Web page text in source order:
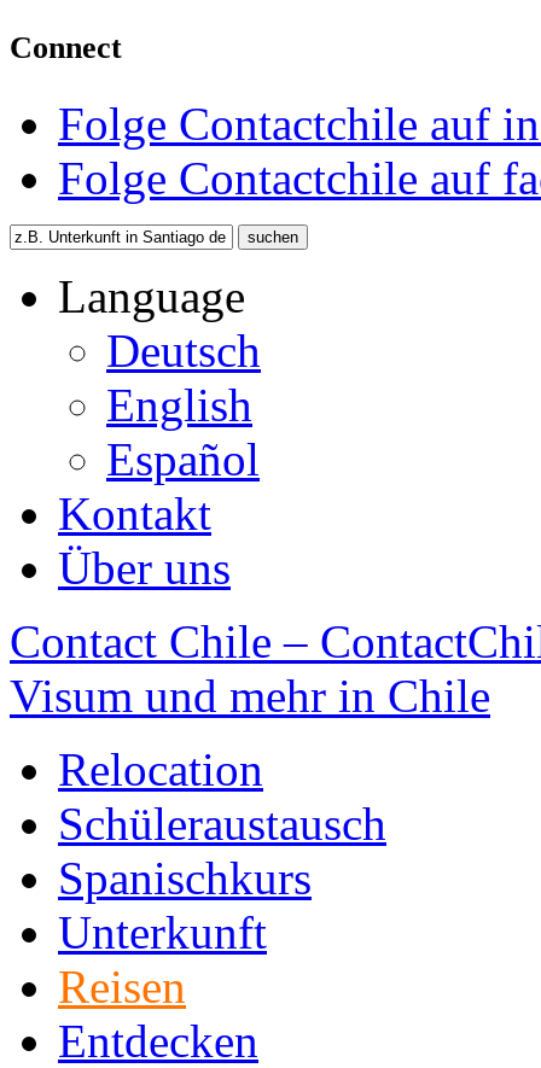
Connect
Folge Contactchile auf
Folge Contactchile auf
Language
Deutsch
English
Español
Kontakt
Über uns
Contact Chile –
Visum und mehr in Chile
Relocation
Schüleraustausch
Spanischkurs
Unterkunft
Reisen
Entdecken